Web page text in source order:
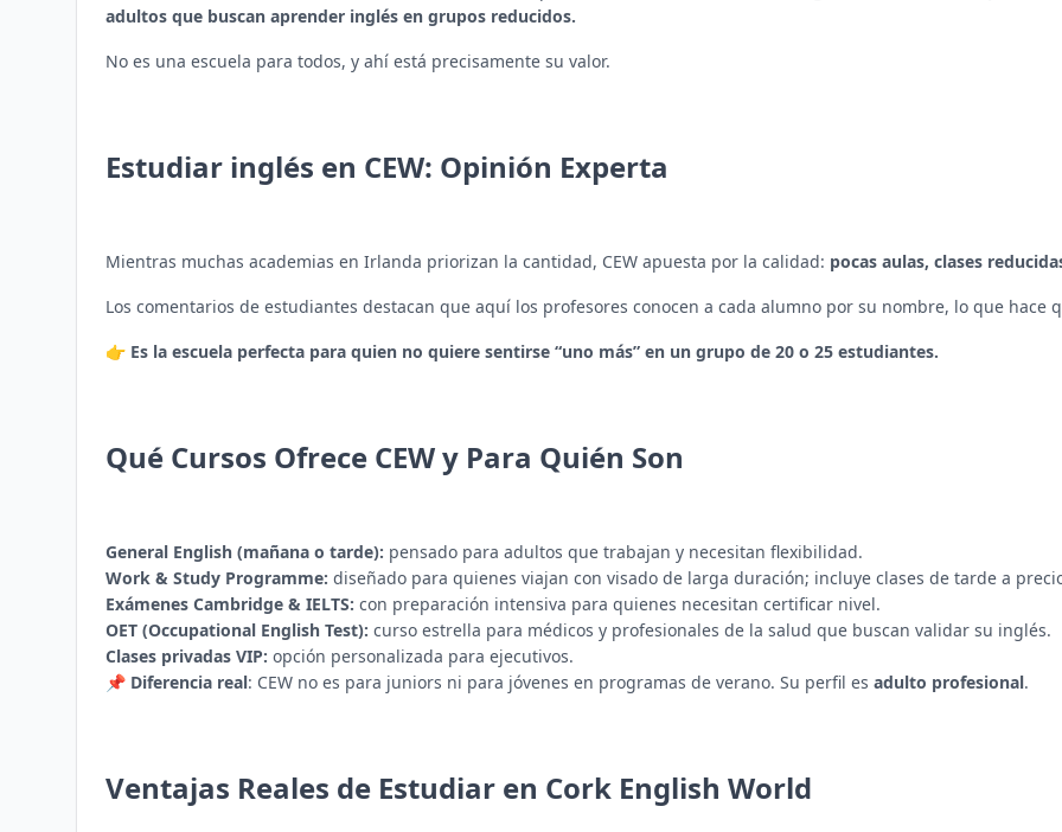
adultos que buscan aprender inglés en grupos reducidos.
No es una escuela para todos, y ahí está precisamente su valor.
Estudiar inglés en CEW: Opinión Experta
Mientras muchas academias en Irlanda priorizan la cantidad, CEW apuesta por la calidad: pocas aulas, clases
Los comentarios de estudiantes destacan que aquí los profesores conocen a cada alumno por su nombre, lo que hace
👉 Es la escuela perfecta para quien no quiere sentirse “uno más” en un grupo de 20 o 25 estudiantes.
Qué Cursos Ofrece CEW y Para Quién Son
General English (mañana o tarde): pensado para adultos que trabajan y necesitan flexibilidad.
Work & Study Programme: diseñado para quienes viajan con visado de larga duración; incluye clases de tarde a
Exámenes Cambridge & IELTS: con preparación intensiva para quienes necesitan certificar nivel.
OET (Occupational English Test): curso estrella para médicos y profesionales de la salud que buscan validar su inglés.
Clases privadas VIP: opción personalizada para ejecutivos.
📌 Diferencia real: CEW no es para juniors ni para jóvenes en programas de verano. Su perfil es adulto profesional.
Ventajas Reales de Estudiar en Cork English World